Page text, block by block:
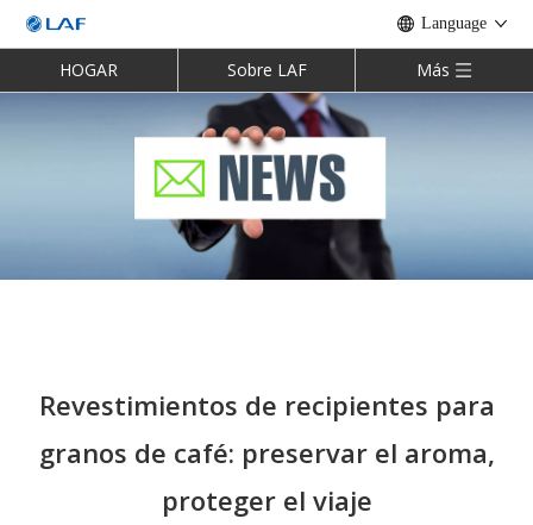
Language
HOGAR Sobre LAF Más
Revestimientos de recipientes para
granos de café: preservar el aroma,
proteger el viaje